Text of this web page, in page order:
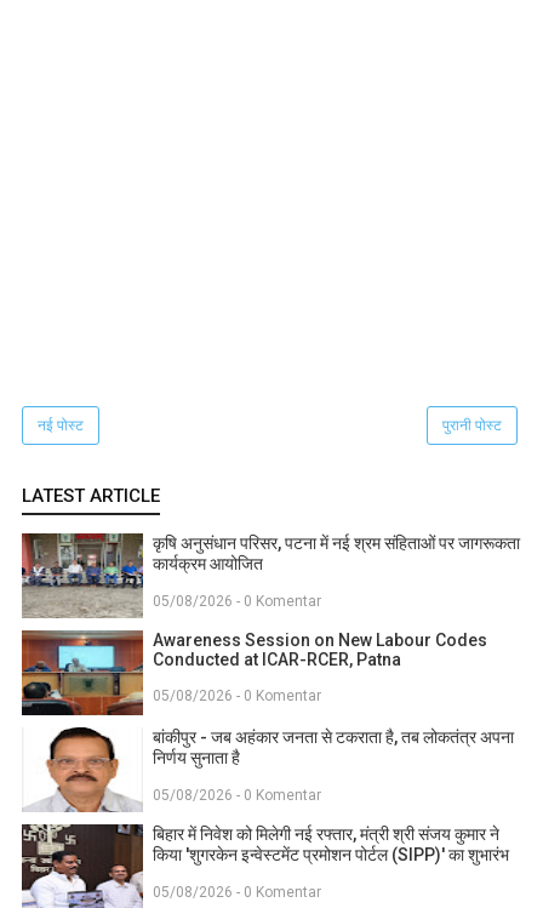
नई पोस्ट पुरानी पोस्ट
LATEST ARTICLE
कृषि अनुसंधान परिसर, पटना में नई श्रम संहिताओं पर जागरूकता
कार्यक्रम आयोजित
05/08/2026 - 0 Komentar
Awareness Session on New Labour Codes
Conducted at ICAR-RCER, Patna
05/08/2026 - 0 Komentar
बांकीपुर - जब अहंकार जनता से टकराता है, तब लोकतंत्र अपना
निर्णय सुनाता है
05/08/2026 - 0 Komentar
बिहार में निवेश को मिलेगी नई रफ्तार, मंत्री श्री संजय कुमार ने
किया 'शुगरकेन इन्वेस्टमेंट प्रमोशन पोर्टल (SIPP)' का शुभारंभ
05/08/2026 - 0 Komentar